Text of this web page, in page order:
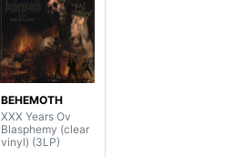
BEHEMOTH
XXX Years Ov
Blasphemy (clear
vinyl) (3LP)